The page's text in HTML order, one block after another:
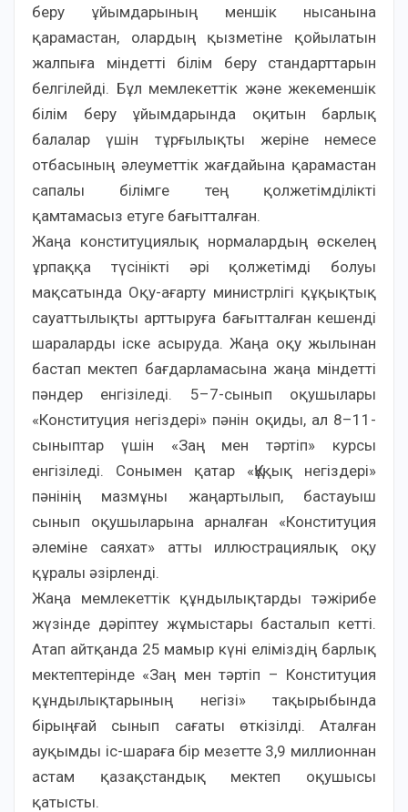
беру ұйымдарының меншік нысанына
қарамастан, олардың қызметіне қойылатын
жалпыға міндетті білім беру стандарттарын
белгілейді. Бұл мемлекеттік және жекеменшік
білім беру ұйымдарында оқитын барлық
балалар үшін тұрғылықты жеріне немесе
отбасының әлеуметтік жағдайына қарамастан
сапалы білімге тең қолжетімділікті
қамтамасыз етуге бағытталған.
Жаңа конституциялық нормалардың өскелең
ұрпаққа түсінікті әрі қолжетімді болуы
мақсатында Оқу-ағарту министрлігі құқықтық
сауаттылықты арттыруға бағытталған кешенді
шараларды іске асыруда. Жаңа оқу жылынан
бастап мектеп бағдарламасына жаңа міндетті
пәндер енгізіледі. 5–7-сынып оқушылары
«Конституция негіздері» пәнін оқиды, ал 8–11-
сыныптар үшін «Заң мен тәртіп» курсы
енгізіледі. Сонымен қатар «Құқық негіздері»
пәнінің мазмұны жаңартылып, бастауыш
сынып оқушыларына арналған «Конституция
әлеміне саяхат» атты иллюстрациялық оқу
құралы әзірленді.
Жаңа мемлекеттік құндылықтарды тәжірибе
жүзінде дәріптеу жұмыстары басталып кетті.
Атап айтқанда 25 мамыр күні еліміздің барлық
мектептерінде «Заң мен тәртіп – Конституция
құндылықтарының негізі» тақырыбында
бірыңғай сынып сағаты өткізілді. Аталған
ауқымды іс-шараға бір мезетте 3,9 миллионнан
астам қазақстандық мектеп оқушысы
қатысты.